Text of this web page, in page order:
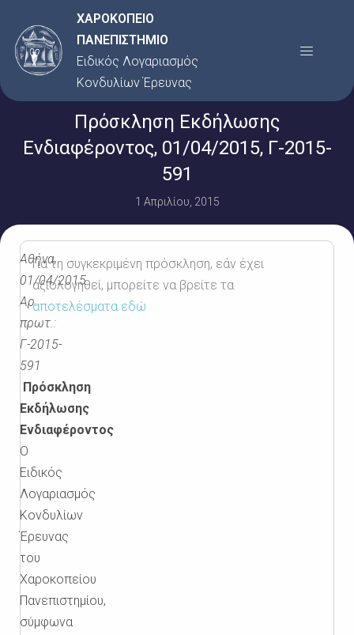
στο
περιεχόμενο
ΧΑΡΟΚΟΠΕΙΟ
ΠΑΝΕΠΙΣΤΗΜΙΟ
Ειδικός Λογαριασμός
Κονδυλίων Έρευνας
Menu
Πρόσκληση Εκδήλωσης
Ενδιαφέροντος, 01/04/2015, Γ-2015-
591
1 Απριλίου, 2015
Αθήνα,
01/04/2015
Αρ.
πρωτ.:
Γ-2015-
591
Πρόσκληση
Εκδήλωσης
Ενδιαφέροντος
Ο
Ειδικός
Λογαριασμός
Κονδυλίων
Έρευνας
του
Χαροκοπείου
Πανεπιστημίου,
σύμφωνα
Για τη συγκεκριμένη πρόσκληση, εάν έχει
αξιολογηθεί, μπορείτε να βρείτε τα
αποτελέσματα εδώ